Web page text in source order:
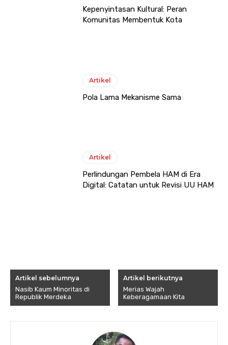
Kepenyintasan Kultural: Peran
Komunitas Membentuk Kota
Artikel
Pola Lama Mekanisme Sama
Artikel
Perlindungan Pembela HAM di Era
Digital: Catatan untuk Revisi UU HAM
Artikel sebelumnya
Nasib Kaum Minoritas di
Republik Merdeka
Artikel berikutnya
Merias Wajah
Keberagamaan Kita